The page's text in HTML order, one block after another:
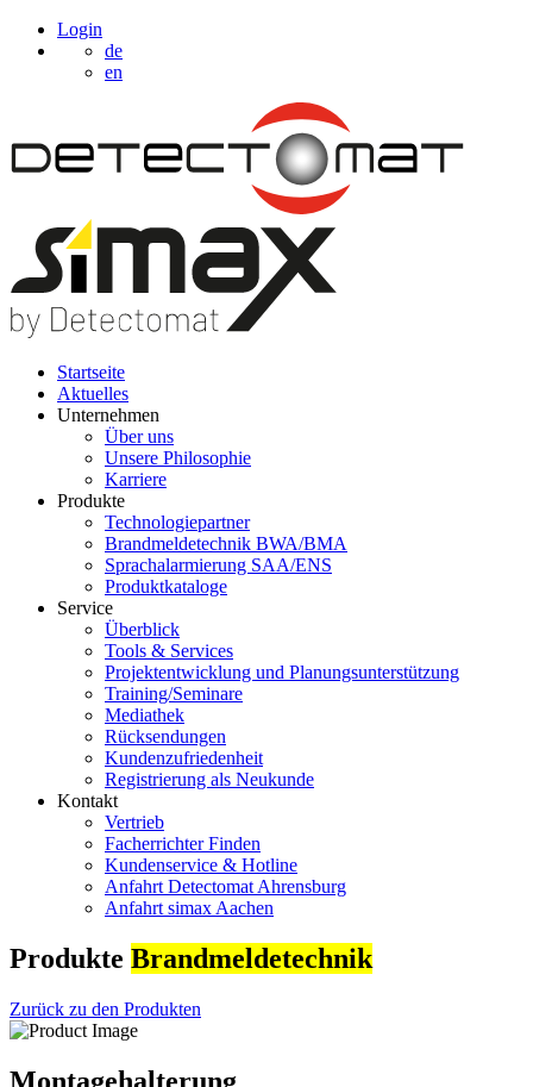
Login
de
en
Startseite
Aktuelles
Unternehmen
Über uns
Unsere Philosophie
Karriere
Produkte
Technologiepartner
Brandmeldetechnik BWA/BMA
Sprachalarmierung SAA/ENS
Produktkataloge
Service
Überblick
Tools & Services
Projektentwicklung und Planungsunterstützung
Training/Seminare
Mediathek
Rücksendungen
Kundenzufriedenheit
Registrierung als Neukunde
Kontakt
Vertrieb
Facherrichter Finden
Kundenservice & Hotline
Anfahrt Detectomat Ahrensburg
Anfahrt simax Aachen
Produkte Brandmeldetechnik
Zurück zu den Produkten
Montagehalterung